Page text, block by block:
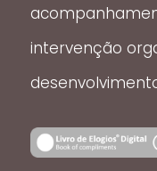
intervenção